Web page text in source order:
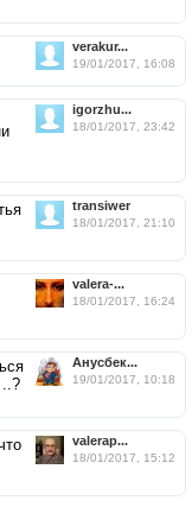
verakur...
19/01/2017, 16:08
igorzhu...
18/01/2017, 23:42
transiwer
18/01/2017, 21:10
valera-...
18/01/2017, 16:24
Анусбек...
19/01/2017, 10:18
valerap...
18/01/2017, 15:12